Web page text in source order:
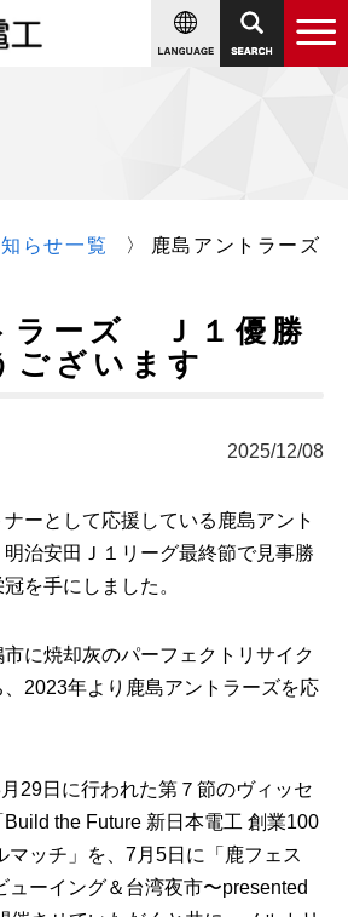
らせ一覧 鹿島アントラーズ
ラーズ Ｊ１優勝
ございます
2025/12/08
ーとして応援している鹿島アント
治安田Ｊ１リーグ最終節で見事勝
を手にしました。
に焼却灰のパーフェクトリサイク
2023年より鹿島アントラーズを応
29日に行われた第７節のヴィッセ
the Future 新日本電工 創業100
マッチ」を、7月5日に「鹿フェス
ューイング＆台湾夜市〜presented